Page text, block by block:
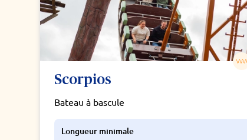
Scorpios
Bateau à bascule
Longueur minimale